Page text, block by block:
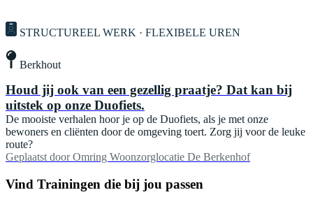
STRUCTUREEL WERK · FLEXIBELE UREN
Berkhout
Houd jij ook van een gezellig praatje? Dat kan bij
uitstek op onze Duofiets.
De mooiste verhalen hoor je op de Duofiets, als je met onze
bewoners en cliënten door de omgeving toert. Zorg jij voor de leuke
route?
Geplaatst door Omring Woonzorglocatie De Berkenhof
Vind Trainingen die bij jou passen